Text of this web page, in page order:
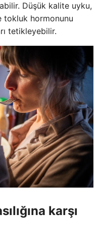
Düşük kalite uyku,
tokluk hormonunu
tetikleyebilir.
karşı